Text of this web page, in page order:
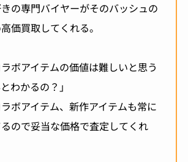
の専門バイヤーがそのバッシュの
価買取してくれる。
ラボアイテムの価値は難しいと思う
わかるの？」
ボアイテム、新作アイテムも常に
ので妥当な価格で査定してくれ